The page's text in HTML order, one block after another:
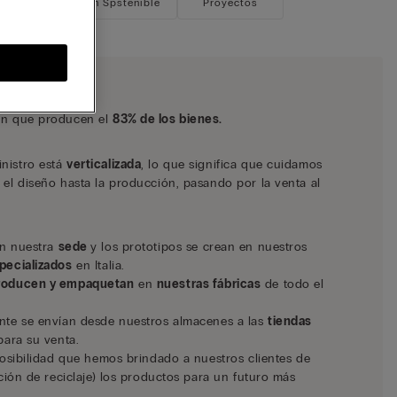
Colección Spstenible Proyectos
que producen el 83% de los bienes.
estáverticalizada, lo que significa que cuidamos
el diseño hasta la producción, pasando por la venta al
nuestra sedey los prototipos se crean en nuestros
en Italia.
y empaquetan en nuestras fábricas de todo el
se envían desde nuestros almacenes a lastiendas
su venta.
que hemos brindado a nuestros clientes de
de reciclaje) los productos para un futuro más